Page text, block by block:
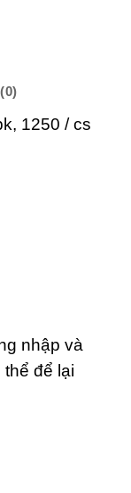
1250 / cs
nhập và
để lại